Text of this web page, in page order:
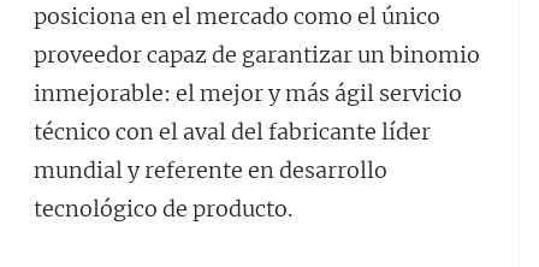
posiciona en el mercado como el único
proveedor capaz de garantizar un binomio
inmejorable: el mejor y más ágil servicio
técnico con el aval del fabricante líder
mundial y referente en desarrollo
tecnológico de producto.